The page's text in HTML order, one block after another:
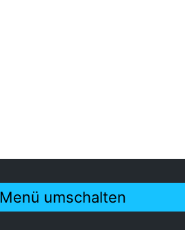
Menü umschalten